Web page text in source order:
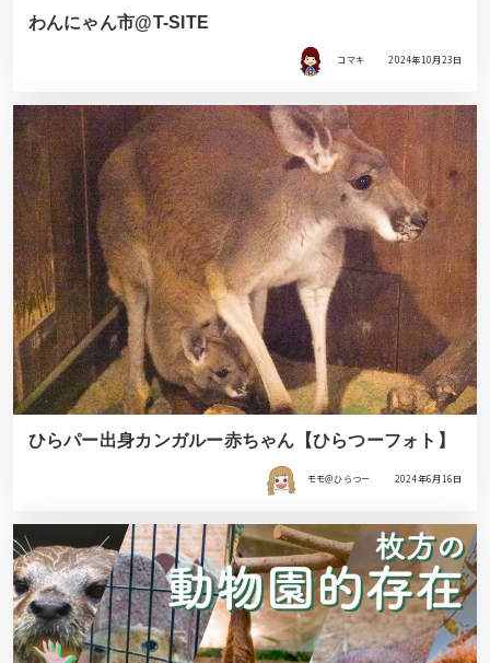
わんにゃん市@T-SITE
コマキ 2024年10月23日
ひらパー出身カンガルー赤ちゃん【ひらつーフォト】
モモ＠ひらつー 2024年6月16日